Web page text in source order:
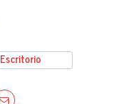
Escritorio